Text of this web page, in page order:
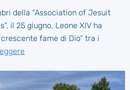
della “Association of Jesuit
il 25 giugno, Leone XIV ha
fame di Dio” tra i